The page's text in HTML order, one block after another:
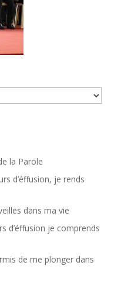
la Parole
d’éffusion, je rends
dans ma vie
d’éffusion je comprends
de me plonger dans